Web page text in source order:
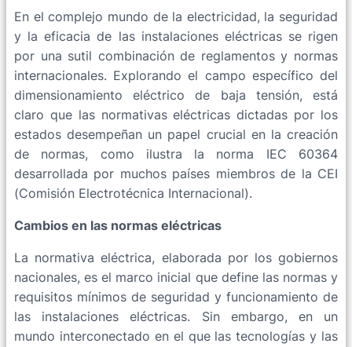
En el complejo mundo de la electricidad, la seguridad
y la eficacia de las instalaciones eléctricas se rigen
por una sutil combinación de reglamentos y normas
internacionales. Explorando el campo específico del
dimensionamiento eléctrico de baja tensión, está
claro que las normativas eléctricas dictadas por los
estados desempeñan un papel crucial en la creación
de normas, como ilustra la norma IEC 60364
desarrollada por muchos países miembros de la CEI
(Comisión Electrotécnica Internacional).
Cambios en las normas eléctricas
La normativa eléctrica, elaborada por los gobiernos
nacionales, es el marco inicial que define las normas y
requisitos mínimos de seguridad y funcionamiento de
las instalaciones eléctricas. Sin embargo, en un
mundo interconectado en el que las tecnologías y las